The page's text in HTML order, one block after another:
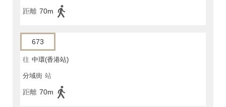
距離 70m
673
往 中環(香港站)
分域街 站
距離 70m